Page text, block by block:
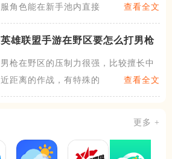
服角色能在新手池内直接自选
查看全文
英雄联盟手游在野区要怎么打男枪
男枪在野区的压制力很强，比较擅长中
近距离的作战，有特殊的普攻
查看全文
更多 +